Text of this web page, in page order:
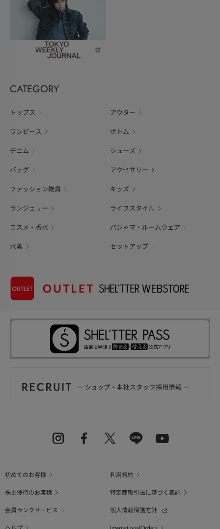
CATEGORY
トップス アウター
ワンピース ボトム
デニム シューズ
バッグ アクセサリー
ファッション雑貨 キッズ
ランジェリー ライフスタイル
コスメ・香水 パジャマ・ルームウェア
水着 セットアップ
初めてのお客様
利用規約
株主優待のお客様
特定商取引法に基づく表記
会員ランクサービス
個人情報保護方針